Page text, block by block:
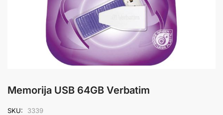
Memorija USB 64GB Verbatim
SKU:
3339